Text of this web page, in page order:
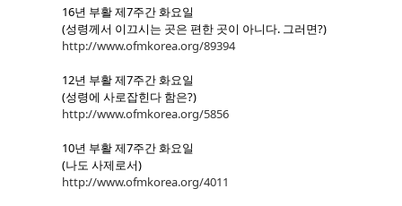
16년 부활 제7주간 화요일
(성령께서 이끄시는 곳은 편한 곳이 아니다. 그러면?)
http://www.ofmkorea.org/89394
12년 부활 제7주간 화요일
(성령에 사로잡힌다 함은?)
http://www.ofmkorea.org/5856
10년 부활 제7주간 화요일
(나도 사제로서)
http://www.ofmkorea.org/4011